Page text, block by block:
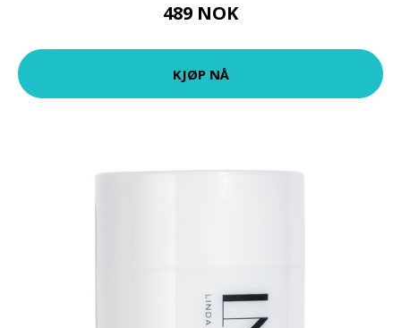
489 NOK
KJØP NÅ